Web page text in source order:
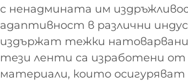
с ненадмината им
адаптивност в различни
издържат тежки
тези ленти са изработени от
материали, които